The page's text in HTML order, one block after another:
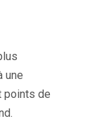
une
points de